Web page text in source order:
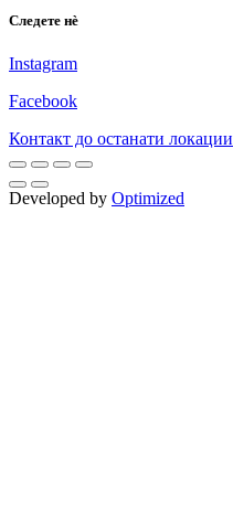
Следете нè
Instagram
Facebook
Контакт до останати локации
Developed by Optimized